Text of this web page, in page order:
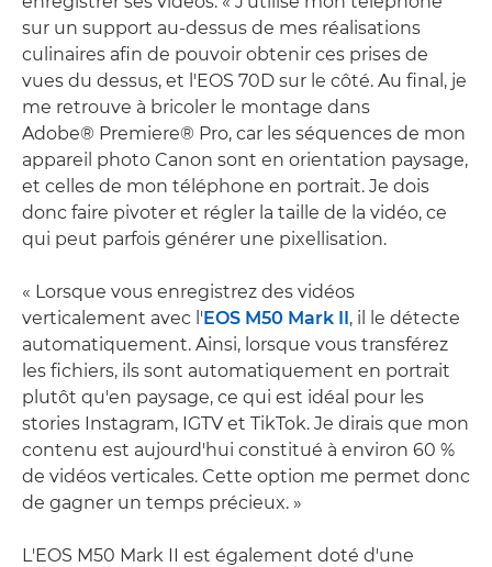
sur un support au-dessus de mes réalisations
culinaires afin de pouvoir obtenir ces prises de
vues du dessus, et l'EOS 70D sur le côté. Au final, je
me retrouve à bricoler le montage dans
Adobe® Premiere® Pro, car les séquences de mon
appareil photo Canon sont en orientation paysage,
et celles de mon téléphone en portrait. Je dois
donc faire pivoter et régler la taille de la vidéo, ce
qui peut parfois générer une pixellisation.
« Lorsque vous enregistrez des vidéos
verticalement avec l'EOS M50 Mark II, il le détecte
automatiquement. Ainsi, lorsque vous transférez
les fichiers, ils sont automatiquement en portrait
plutôt qu'en paysage, ce qui est idéal pour les
stories Instagram, IGTV et TikTok. Je dirais que mon
contenu est aujourd'hui constitué à environ 60 %
de vidéos verticales. Cette option me permet donc
de gagner un temps précieux. »
L'EOS M50 Mark II est également doté d'une